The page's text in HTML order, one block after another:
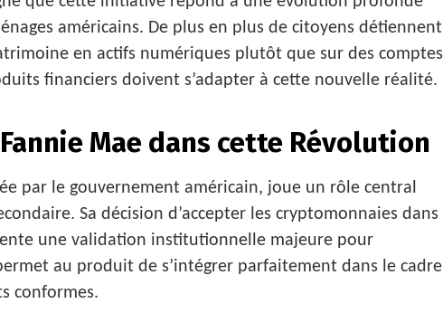
américains. De plus en plus de citoyens détiennent
en actifs numériques plutôt que sur des comptes
financiers doivent s’adapter à cette nouvelle réalité.
Mae dans cette Révolution
par le gouvernement américain, joue un rôle central
Sa décision d’accepter les cryptomonnaies dans
une validation institutionnelle majeure pour
au produit de s’intégrer parfaitement dans le cadre
conformes.